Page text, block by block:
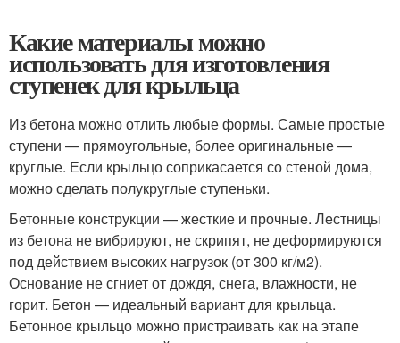
Какие материалы можно
использовать для изготовления
ступенек для крыльца
Из бетона можно отлить любые формы. Самые простые
ступени — прямоугольные, более оригинальные —
круглые. Если крыльцо соприкасается со стеной дома,
можно сделать полукруглые ступеньки.
Бетонные конструкции — жесткие и прочные. Лестницы
из бетона не вибрируют, не скрипят, не деформируются
под действием высоких нагрузок (от 300 кг/м2).
Основание не сгниет от дождя, снега, влажности, не
горит. Бетон — идеальный вариант для крыльца.
Бетонное крыльцо можно пристраивать как на этапе